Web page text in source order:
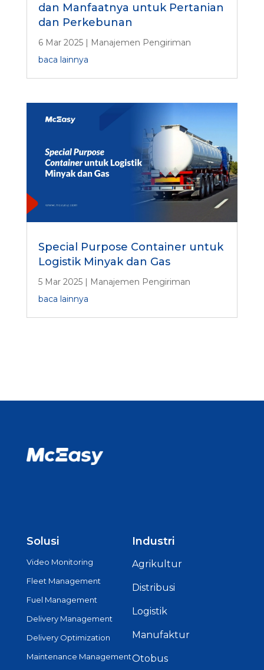
dan Manfaatnya untuk Pertanian
dan Perkebunan
6 Mar 2025| Manajemen Pengiriman
baca lainnya
Special Purpose Container untuk
Logistik Minyak dan Gas
5 Mar 2025| Manajemen Pengiriman
baca lainnya
Solusi
Video Monitoring
Fleet Management
Fuel Management
Delivery Management
Delivery Optimization
Maintenance Management
Industri
Agrikultur
Distribusi
Logistik
Manufaktur
Otobus